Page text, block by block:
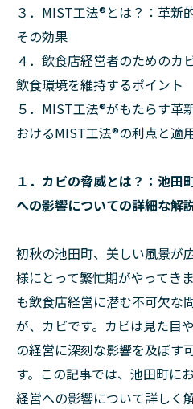
３．MIST工法®とは？：革新
その効果
４．飲食店経営者のためのカ
飲食環境を維持するポイント
５．MIST工法®がもたらす革
おけるMIST工法®の利点と適
１．カビの脅威とは？：池田
への影響についての詳細な解
初秋の池田町、美しい風景が
様にとって繁忙期がやってき
も飲食店経営に潜む不可欠な
が、カビです。カビは見た目
の経営に深刻な影響を及ぼす
す。この記事では、池田町に
経営への影響について詳しく